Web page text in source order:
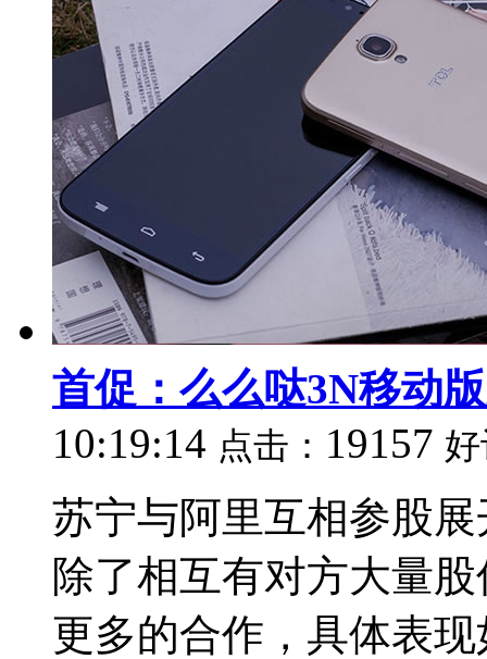
首促：么么哒3N移动
10:19:14 点击： 19157
苏宁与阿里互相参股
除了相互有对方大量
更多的合作，具体表